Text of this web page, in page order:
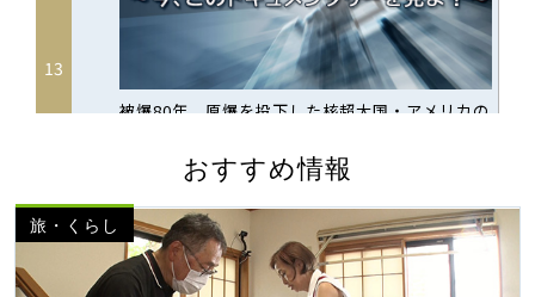
おすすめ情報
旅・くらし